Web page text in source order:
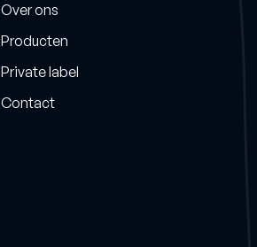
Over ons
Producten
Private label
Contact